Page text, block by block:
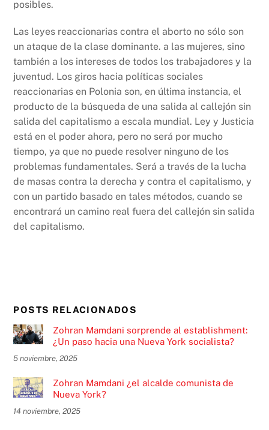
posibles.
Las leyes reaccionarias contra el aborto no sólo son
un ataque de la clase dominante. a las mujeres, sino
también a los intereses de todos los trabajadores y la
juventud. Los giros hacia políticas sociales
reaccionarias en Polonia son, en última instancia, el
producto de la búsqueda de una salida al callejón sin
salida del capitalismo a escala mundial. Ley y Justicia
está en el poder ahora, pero no será por mucho
tiempo, ya que no puede resolver ninguno de los
problemas fundamentales. Será a través de la lucha
de masas contra la derecha y contra el capitalismo, y
con un partido basado en tales métodos, cuando se
encontrará un camino real fuera del callejón sin salida
del capitalismo.
POSTS RELACIONADOS
Zohran Mamdani sorprende al establishment:
¿Un paso hacia una Nueva York socialista?
5 noviembre, 2025
Zohran Mamdani ¿el alcalde comunista de
Nueva York?
14 noviembre, 2025